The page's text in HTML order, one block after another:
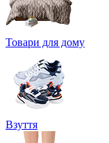
Товари для дому
Взуття